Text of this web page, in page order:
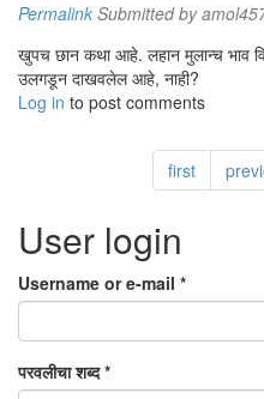
Permalink Submitted by
खुपच छान कथा आहे. लहान मुलान्च भाव
उलगडून दाखवलेल आहे, नाही?
Log in to post comments
first
User login
Username or e-mail *
परवलीचा शब्द*